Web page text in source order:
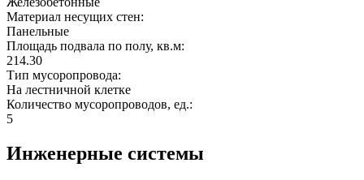
Материал несущих стен:
Панельные
Площадь подвала по полу, кв.м:
214.30
Тип мусоропровода:
На лестничной клетке
Количество мусоропроводов, ед.:
5
Инженерные системы